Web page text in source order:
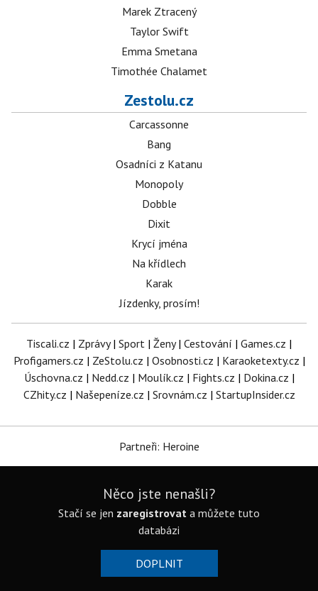
Marek Ztracený
Taylor Swift
Emma Smetana
Timothée Chalamet
Zestolu.cz
Carcassonne
Bang
Osadníci z Katanu
Monopoly
Dobble
Dixit
Krycí jména
Na křídlech
Karak
Jízdenky, prosím!
Tiscali.cz | Zprávy| Sport | Ženy| Cestování | Games.cz |
Profigamers.cz | ZeStolu.cz | Osobnosti.cz | Karaoketexty.cz |
Úschovna.cz | Nedd.cz | Moulík.cz | Fights.cz | Dokina.cz |
CZhity.cz | Našepeníze.cz | Srovnám.cz | StartupInsider.cz
Partneři: Heroine
Něco jste nenašli?
Stačí se jen zaregistrovat a můžete tuto
databázi
DOPLNIT